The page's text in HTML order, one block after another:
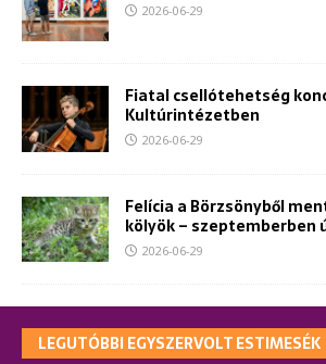
2026-06-29
Fiatal csellótehetség
Kultúrintézetben
2026-06-29
Felícia a Börzsönyből
kölyök – szeptemberben
2026-06-29
LEGUTÓBBI EGYSZERVOLT ESTIMESÉK